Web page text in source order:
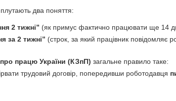
два поняття:
2 тижні” (як примус фактично працювати ще 14
за 2 тижні” (строк, за який працівник повідомляє
про працю України (КЗпП) загальне правило таке:
трудовий договір, попередивши роботодавця